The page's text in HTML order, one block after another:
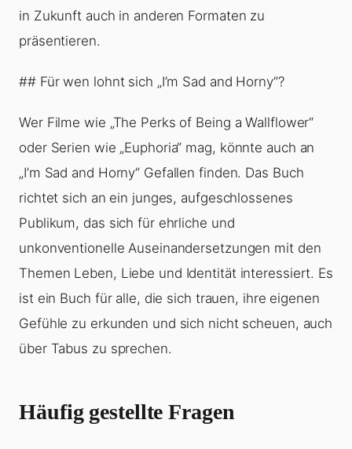
in Zukunft auch in anderen Formaten zu
präsentieren.
## Für wen lohnt sich „I’m Sad and Horny“?
Wer Filme wie „The Perks of Being a Wallflower“
oder Serien wie „Euphoria“ mag, könnte auch an
„I’m Sad and Horny“ Gefallen finden. Das Buch
richtet sich an ein junges, aufgeschlossenes
Publikum, das sich für ehrliche und
unkonventionelle Auseinandersetzungen mit den
Themen Leben, Liebe und Identität interessiert. Es
ist ein Buch für alle, die sich trauen, ihre eigenen
Gefühle zu erkunden und sich nicht scheuen, auch
über Tabus zu sprechen.
Häufig gestellte Fragen